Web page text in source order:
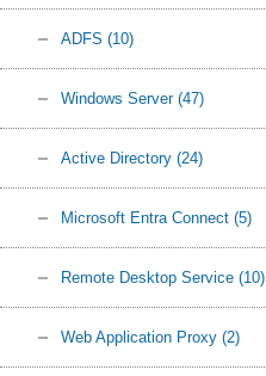
ADFS (10)
Windows Server (47)
Active Directory (24)
Microsoft Entra Connect (5)
Remote Desktop Service (10)
Web Application Proxy (2)